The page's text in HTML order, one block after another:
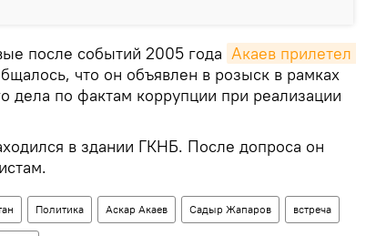
после событий 2005 года Акаев прилетел
что он объявлен в розыск в рамках
дела по фактам коррупции при реализации
в здании ГКНБ. После допроса он
Политика Аскар Акаев Садыр Жапаров встреча